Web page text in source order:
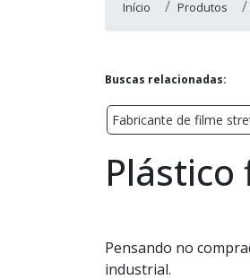
Início Produtos
Buscas relacionadas:
Fabricante de filme
Pensando no
industrial.